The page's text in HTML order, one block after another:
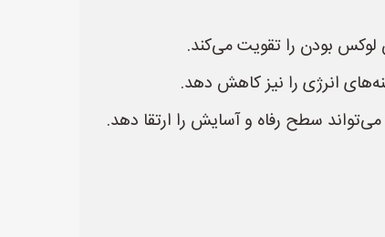
بودن را تقویت می‌کند.
انرژی را نیز کاهش دهد.
سطح رفاه و آسایش را ارتقا دهد.